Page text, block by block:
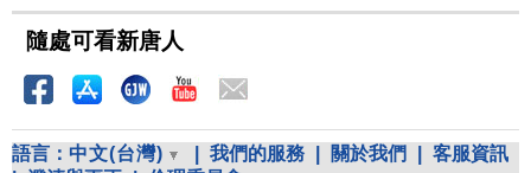
隨處可看新唐人
語言： 中文(台灣) 我們的服務 關於我們
客服資訊